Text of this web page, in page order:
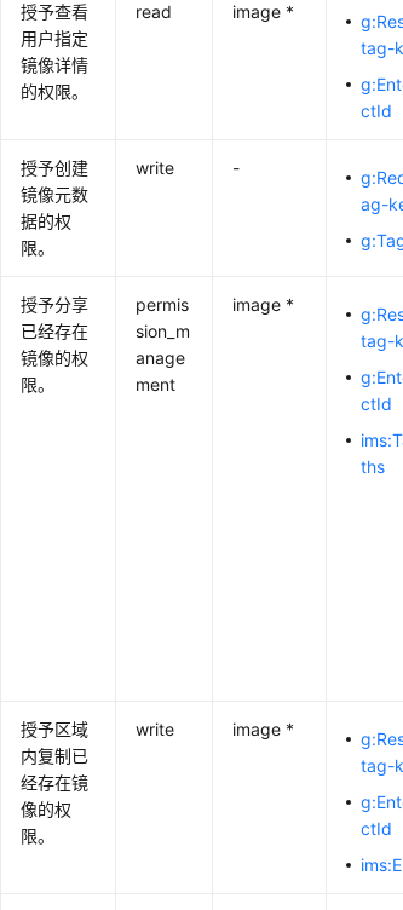
授予查看
用户指定
镜像详情
的权限。
read image *
tag-
ctId
授予创建
镜像元数
据的权
限。
write -
ag-
授予分享
已经存在
镜像的权
限。
permis
sion_m
anage
ment
image *
tag-
ctId
ths
授予区域
内复制已
经存在镜
像的权
限。
write image *
tag-
ctId